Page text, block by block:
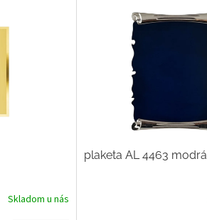
Skladom u nás
plaketa AL 4463 modrá